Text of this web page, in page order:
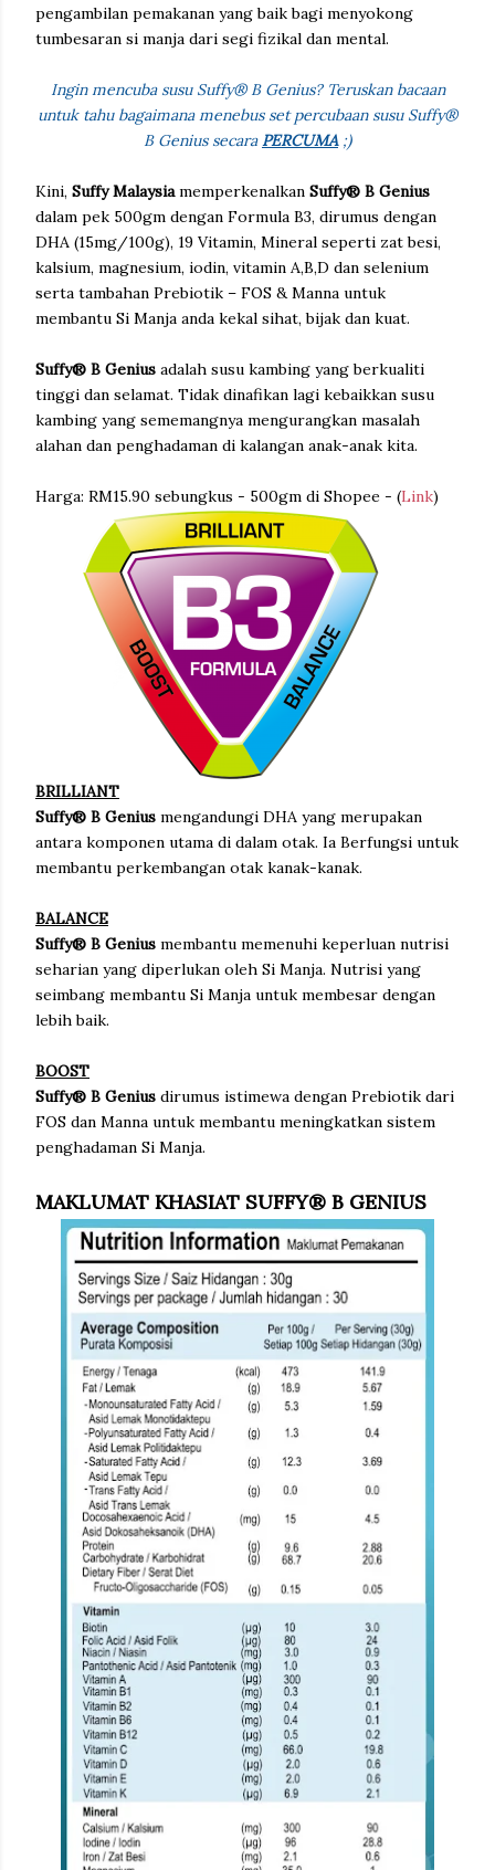
pengambilan pemakanan yang baik bagi menyokong
tumbesaran si manja dari segi fizikal dan mental.
Ingin mencuba susu Suffy® B Genius? Teruskan bacaan
untuk tahu bagaimana menebus set percubaan susu Suffy®
B Genius secaraPERCUMA;)
Kini, Suffy Malaysiamemperkenalkan Suffy® B Genius
dalam pek 500gm dengan Formula B3, dirumus dengan
DHA (15mg/100g), 19 Vitamin, Mineral seperti zat besi,
kalsium, magnesium, iodin, vitamin A,B,D dan selenium
serta tambahan Prebiotik – FOS & Manna untuk
membantu Si Manja anda kekal sihat, bijak dan kuat.
Suffy® B Genius adalah susu kambing yang berkualiti
tinggi dan selamat. Tidak dinafikan lagi kebaikkan susu
kambing yang sememangnya mengurangkan masalah
alahan dan penghadaman di kalangan anak-anak kita.
Harga: RM15.90 sebungkus - 500gm di Shopee - (Link)
BRILLIANT
Suffy® B Genius mengandungi DHA yang merupakan
antara komponen utama di dalam otak. Ia Berfungsi untuk
membantu perkembangan otak kanak-kanak.
BALANCE
Suffy® B Genius membantu memenuhi keperluan nutrisi
seharian yang diperlukan oleh Si Manja. Nutrisi yang
seimbang membantu Si Manja untuk membesar dengan
lebih baik.
BOOST
Suffy® B Genius dirumus istimewa dengan Prebiotik dari
FOS dan Manna untuk membantu meningkatkan sistem
penghadaman Si Manja.
MAKLUMAT KHASIAT SUFFY® B GENIUS